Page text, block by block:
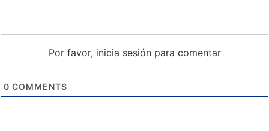
Por favor, inicia sesión para comentar
0 COMMENTS